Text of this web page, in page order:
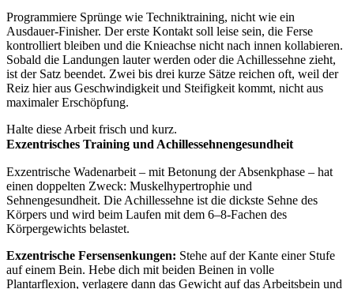
Programmiere Sprünge wie Techniktraining, nicht wie ein
Ausdauer-Finisher. Der erste Kontakt soll leise sein, die Ferse
kontrolliert bleiben und die Knieachse nicht nach innen kollabieren.
Sobald die Landungen lauter werden oder die Achillessehne zieht,
ist der Satz beendet. Zwei bis drei kurze Sätze reichen oft, weil der
Reiz hier aus Geschwindigkeit und Steifigkeit kommt, nicht aus
maximaler Erschöpfung.
Halte diese Arbeit frisch und kurz.
Exzentrisches Training und Achillessehnengesundheit
Exzentrische Wadenarbeit – mit Betonung der Absenkphase – hat
einen doppelten Zweck: Muskelhypertrophie und
Sehnengesundheit. Die Achillessehne ist die dickste Sehne des
Körpers und wird beim Laufen mit dem 6–8-Fachen des
Körpergewichts belastet.
Exzentrische Fersensenkungen: Stehe auf der Kante einer Stufe
auf einem Bein. Hebe dich mit beiden Beinen in volle
Plantarflexion, verlagere dann das Gewicht auf das Arbeitsbein und